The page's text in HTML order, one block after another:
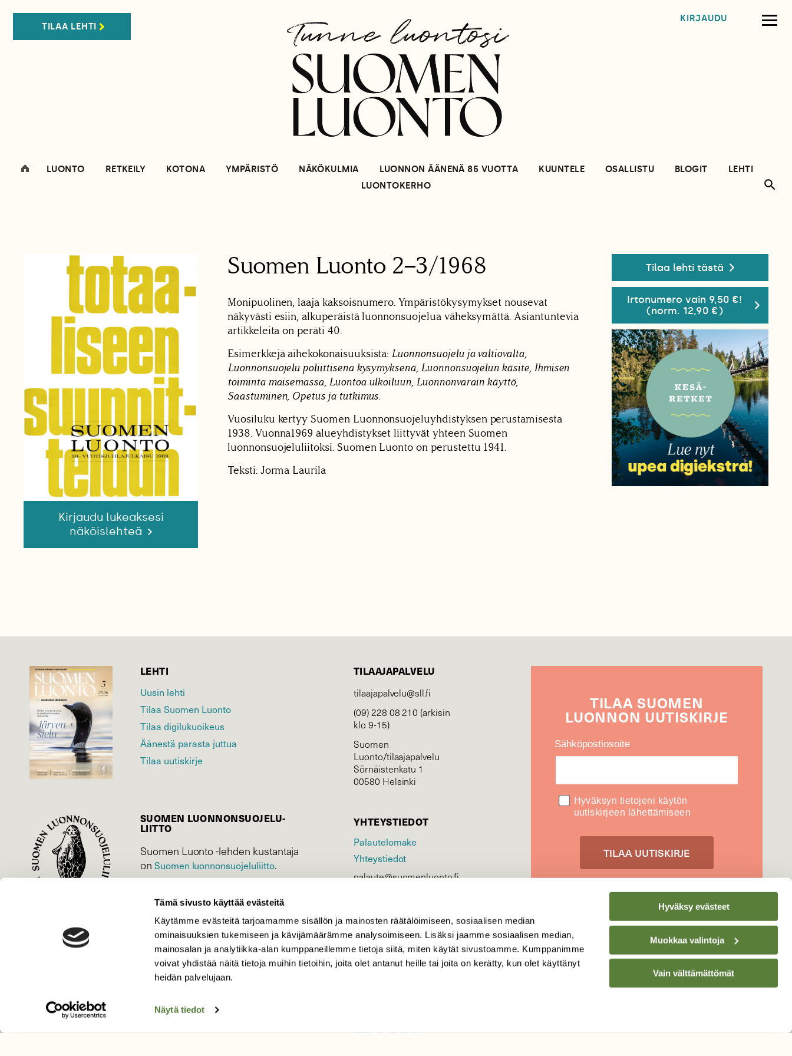
Tämä sivusto käyttää evästeitä
Käytämme evästeitä tarjoamamme sisällön ja mainosten räätälöimiseen, sosiaalisen median
ominaisuuksien tukemiseen ja kävijämäärämme analysoimiseen. Lisäksi jaamme sosiaalisen median,
mainosalan ja analytiikka-alan kumppaneillemme tietoja siitä, miten käytät sivustoamme. Kumppanimme
voivat yhdistää näitä tietoja muihin tietoihin, joita olet antanut heille tai joita on kerätty, kun olet käyttänyt
heidän palvelujaan.
Näytä tiedot
Hyväksy evästeet
Muokkaa valintoja
Vain välttämättömät
TILAA LEHTI
KIRJAUDU
LUONTO RETKEILY KOTONA YMPÄRISTÖ NÄKÖKULMIA LUONNON ÄÄNENÄ 85 VUOTTA KUUNTELE OSALLISTU BLOGIT
LEHTI
LUONTOKERHO
Kirjaudu lukeaksesi
näköislehteä
Suomen Luonto 2–3/1968
Monipuolinen, laaja kaksoisnumero. Ympäristökysymykset nousevat
näkyvästi esiin, alkuperäistä luonnonsuojelua väheksymättä. Asiantuntevia
artikkeleita on peräti 40.
Esimerkkejä aihekokonaisuuksista: Luonnonsuojelu ja valtiovalta,
Luonnonsuojelu poliittisena kysymyksenä, Luonnonsuojelun käsite, Ihmisen
toiminta maisemassa, Luontoa ulkoiluun, Luonnonvarain käyttö,
Saastuminen, Opetus ja tutkimus.
Vuosiluku kertyy Suomen Luonnonsuojeluyhdistyksen perustamisesta
1938. Vuonna1969 alueyhdistykset liittyvät yhteen Suomen
luonnonsuojeluliitoksi. Suomen Luonto on perustettu 1941.
Teksti: Jorma Laurila
Tilaa lehti tästä
Irtonumero vain 9,50 €!
(norm. 12,90 €)
LEHTI
Uusin lehti
Tilaa Suomen Luonto
Tilaa digilukuoikeus
Äänestä parasta juttua
Tilaa uutiskirje
SUOMEN LUONNON­SUOJELU­
LIITTO
Suomen Luonto -lehden kustantaja
on Suomen luonnonsuojelu­liitto.
TILAAJAPALVELU
tilaajapalvelu@sll.fi
(09) 228 08 210 (arkisin
klo 9-15)
Suomen
Luonto/tilaajapalvelu
Sörnäistenkatu 1
00580 Helsinki
YHTEYSTIEDOT
Palautelomake
Yhteystiedot
palaute@suomenluonto.fi
00580 Helsinki
Mediatiedot
Tietosuojaseloste
TILAASUOMEN
LUONNON UUTIS­KIRJE
Sähköpostiosoite
Hyväksyn tietojeni käytön
uutiskirjeen lähettämiseen
Tietosuojaseloste